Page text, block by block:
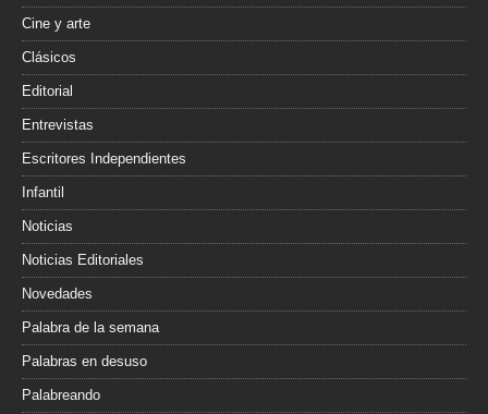
Cine y arte
Clásicos
Editorial
Entrevistas
Escritores Independientes
Infantil
Noticias
Noticias Editoriales
Novedades
Palabra de la semana
Palabras en desuso
Palabreando